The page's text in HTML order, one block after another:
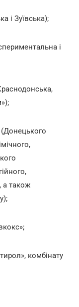
і Зуївська);
і
а також
комбінату